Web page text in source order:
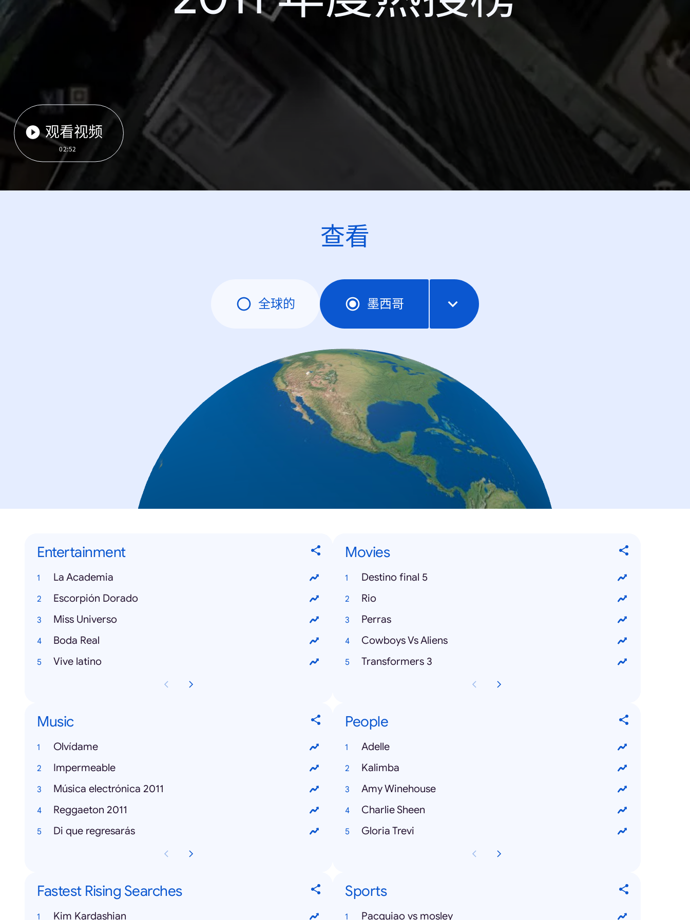
观看视频
02:52
查看
全球的 墨西哥
Entertainment
La Academia
Escorpión Dorado
Miss Universo
Boda Real
Vive latino
Movies
Destino final 5
Rio
Perras
Cowboys Vs Aliens
Transformers 3
Music
Olvídame
Impermeable
Música electrónica 2011
Reggaeton 2011
Di que regresarás
People
Adelle
Kalimba
Amy Winehouse
Charlie Sheen
Gloria Trevi
Fastest Rising Searches
Kim Kardashian
Sports
Pacquiao vs mosley